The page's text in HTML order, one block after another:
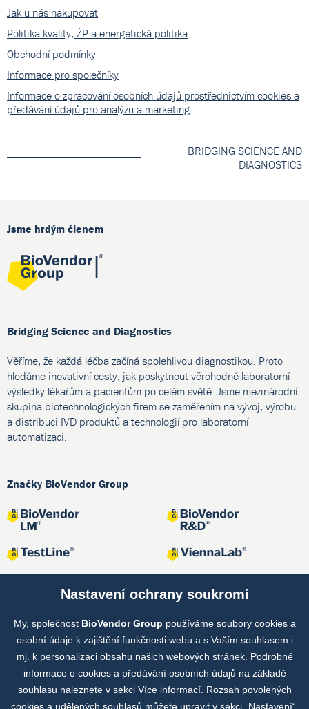
Jak u nás nakupovat
Politika kvality, ŽP a energetická politika
Obchodní podmínky
Informace pro společníky
Informace o zpracování osobních údajů prostřednictvím cookies a
předávání údajů pro analýzu a marketing
BRIDGING SCIENCE AND
DIAGNOSTICS
Jsme hrdým členem
Bridging Science and Diagnostics
Věříme, že každá léčba začíná spolehlivou diagnostikou. Proto
hledáme inovativní cesty, jak poskytnout věrohodné laboratorní
výsledky lékařům a pacientům po celém světě. Jsme mezinárodní
skupina biotechnologických firem se zaměřením na vývoj, výrobu
a distribuci IVD produktů a technologií pro laboratorní
automatizaci.
Značky BioVendor Group
Společné projekty
Nastavení ochrany soukromí
My, společnost BioVendor Group používáme soubory cookies a
osobní údaje k zajištění funkčnosti webu a s Vaším souhlasem i
mj. k personalizaci obsahu našich webových stránek. Podrobné
informace o cookies a předávání osobních údajů na základě
souhlasu naleznete v sekci Více informací. Rozsah povolených
cookies a udělených souhlasů můžete upravit v sekci „Nastavení“.